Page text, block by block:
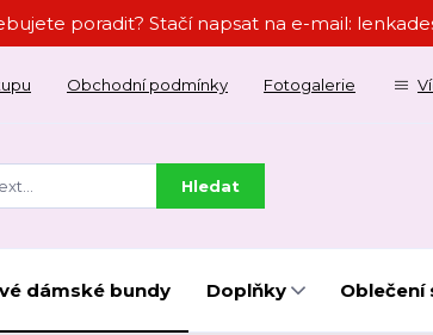
poradit? Stačí napsat na e-mail:
Obchodní podmínky Fotogalerie
Hledat
dámské bundy Doplňky Oblečení